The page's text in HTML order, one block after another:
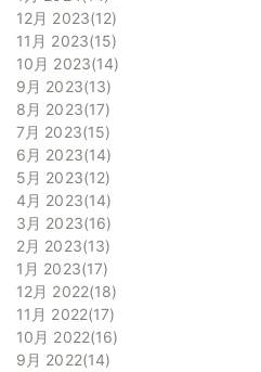
12月 2023 12
11月 2023 15
10月 2023 14
9月 2023 13
8月 2023 17
7月 2023 15
6月 2023 14
5月 2023 12
4月 2023 14
3月 2023 16
2月 2023 13
1月 2023 17
12月 2022 18
11月 2022 17
10月 2022 16
9月 2022 14